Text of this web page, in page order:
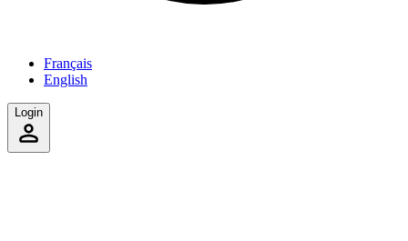
Français
English
Login